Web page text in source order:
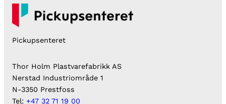
Pickupsenteret
Thor Holm Plastvarefabrikk AS
Nerstad Industriområde 1
N-3350 Prestfoss
Tel: +47 32 71 19 00